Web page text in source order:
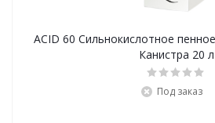
ACID 60 Сильнокислотное
Канистра 20 л
Под заказ